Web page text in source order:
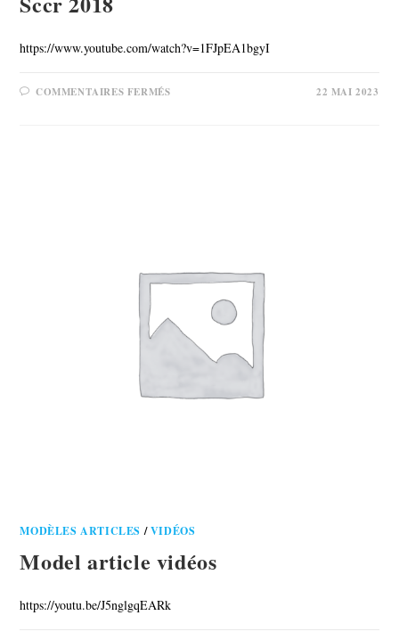
https://www.youtube.com/watch?v=1FJpEA1bgyI
COMMENTAIRES FERMÉS 22 MAI 2023
MODÈLES ARTICLES /VIDÉOS
Model article vidéos
https://youtu.be/J5nglgqEARk